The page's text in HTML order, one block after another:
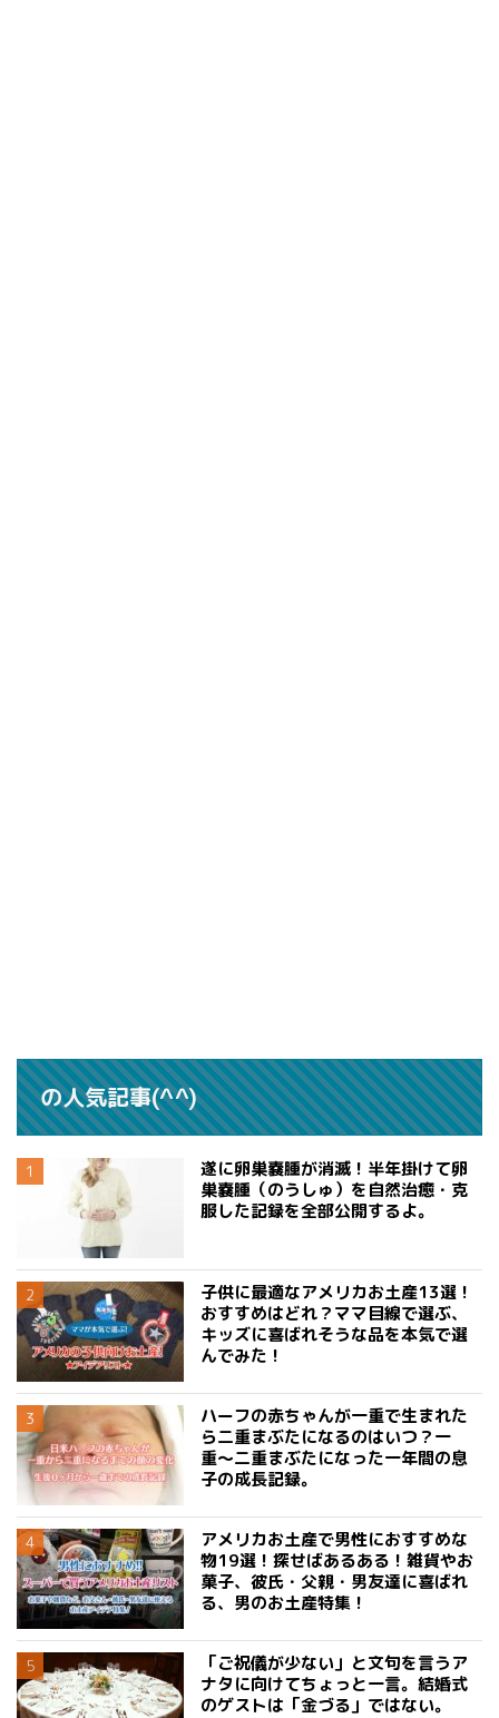
の人気記事(^^)
遂に卵巣嚢腫が消滅！半年掛けて卵
巣嚢腫（のうしゅ）を自然治癒・克
服した記録を全部公開するよ。
子供に最適なアメリカお土産13選！
おすすめはどれ？ママ目線で選ぶ、
キッズに喜ばれそうな品を本気で選
んでみた！
ハーフの赤ちゃんが一重で生まれた
ら二重まぶたになるのはいつ？一
重〜二重まぶたになった一年間の息
子の成長記録。
アメリカお土産で男性におすすめな
物19選！探せばあるある！雑貨やお
菓子、彼氏・父親・男友達に喜ばれ
る、男のお土産特集！
「ご祝儀が少ない」と文句を言うア
ナタに向けてちょっと一言。結婚式
のゲストは「金づる」ではない。